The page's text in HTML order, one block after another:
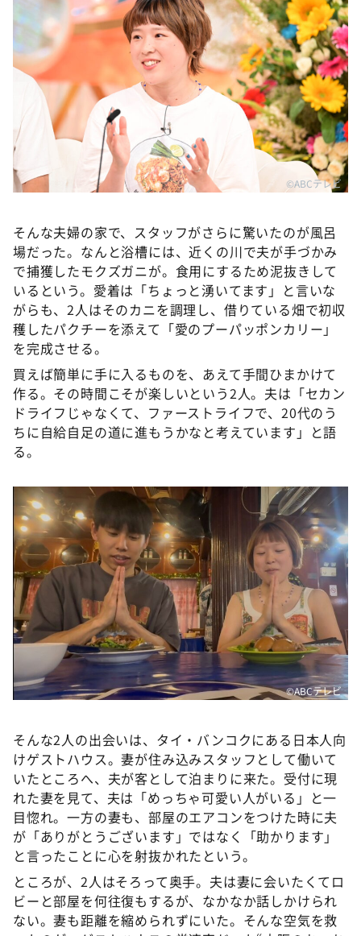
©ABCテレビ
そんな夫婦の家で、スタッフがさらに驚いたのが風呂
場だった。なんと浴槽には、近くの川で夫が手づかみ
で捕獲したモクズガニが。食用にするため泥抜きして
いるという。愛着は「ちょっと湧いてます」と言いな
がらも、2人はそのカニを調理し、借りている畑で初収
穫したパクチーを添えて「愛のプーパッポンカリー」
を完成させる。
買えば簡単に手に入るものを、あえて手間ひまかけて
作る。その時間こそが楽しいという2人。夫は「セカン
ドライフじゃなくて、ファーストライフで、20代のう
ちに自給自足の道に進もうかなと考えています」と語
る。
©ABCテレビ
そんな2人の出会いは、タイ・バンコクにある日本人向
けゲストハウス。妻が住み込みスタッフとして働いて
いたところへ、夫が客として泊まりに来た。受付に現
れた妻を見て、夫は「めっちゃ可愛い人がいる」と一
目惚れ。一方の妻も、部屋のエアコンをつけた時に夫
が「ありがとうございます」ではなく「助かります」
と言ったことに心を射抜かれたという。
ところが、2人はそろって奥手。夫は妻に会いたくてロ
ビーと部屋を何往復もするが、なかなか話しかけられ
ない。妻も距離を縮められずにいた。そんな空気を救